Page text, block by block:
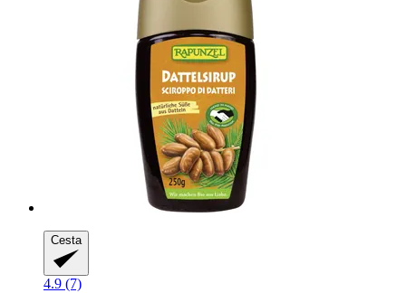
Cesta
4.9 (7)